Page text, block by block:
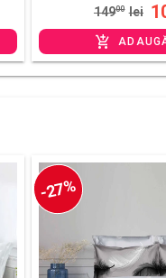
14900 lei
-27%